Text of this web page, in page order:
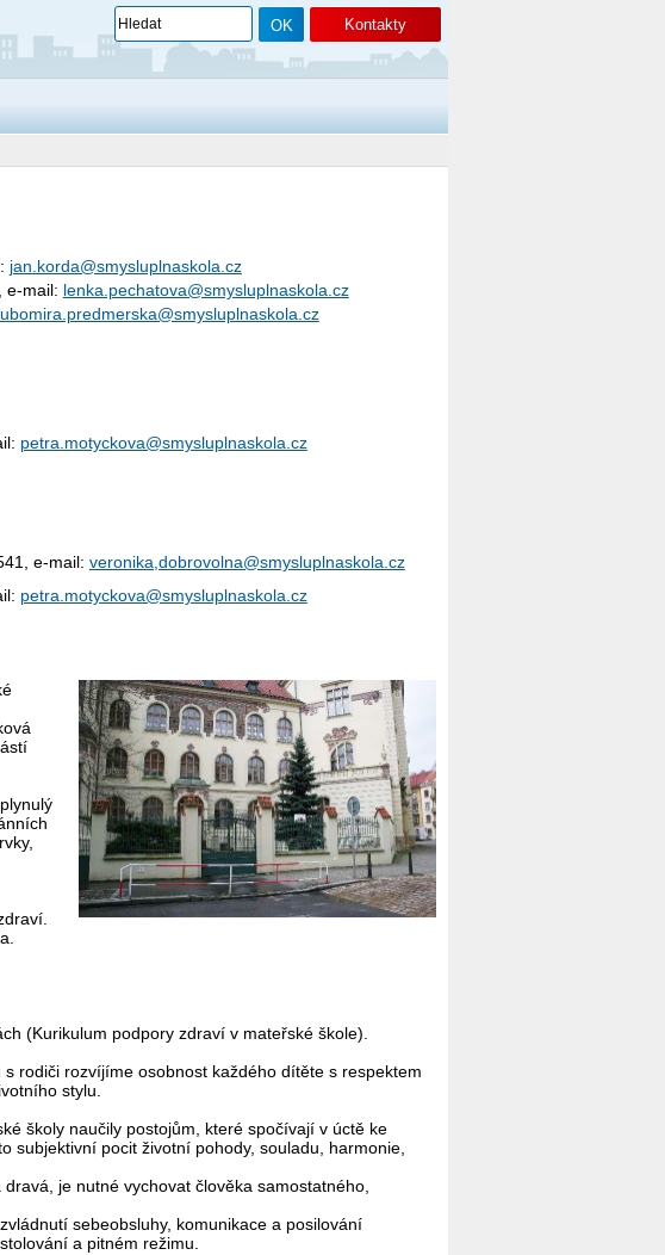
Kontakty
jan.korda@smysluplnaskola.cz
e-mail: lenka.pechatova@smysluplnaskola.cz
petra.motyckova@smysluplnaskola.cz
e-mail: veronika,dobrovolna@smysluplnaskola.cz
petra.motyckova@smysluplnaskola.cz
(Kurikulum podpory zdraví v mateřské škole).
rodiči rozvíjíme osobnost každého dítěte s respektem
stylu.
školy naučily postojům, které spočívají v úctě ke
pocit životní pohody, souladu, harmonie,
je nutné vychovat člověka samostatného,
sebeobsluhy, komunikace a posilování
a pitném režimu.